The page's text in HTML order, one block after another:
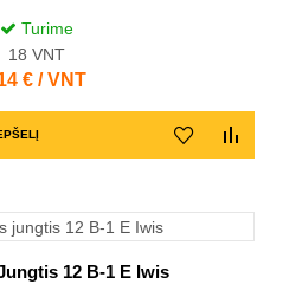
Turime
18 VNT
€ / VNT
12 B-1 E Iwis